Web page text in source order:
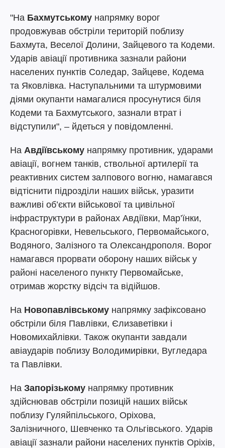
"На Бахмутському напрямку ворог
продовжував обстріли територій поблизу
Бахмута, Веселої Долини, Зайцевого та Кодеми.
Ударів авіації противника зазнали райони
населених пунктів Соледар, Зайцеве, Кодема
та Яковлівка. Наступальними та штурмовими
діями окупанти намагалися просунутися біля
Кодеми та Бахмутського, зазнали втрат і
відступили", – йдеться у повідомленні.
На Авдіївському напрямку противник, ударами
авіації, вогнем танків, ствольної артилерії та
реактивних систем залпового вогню, намагався
відтіснити підрозділи наших військ, уразити
важливі об’єкти військової та цивільної
інфраструктури в районах Авдіївки, Мар’їнки,
Красногорівки, Невельського, Первомайського,
Водяного, Залізного та Олександрополя. Ворог
намагався прорвати оборону наших військ у
районі населеного пункту Первомайське,
отримав жорстку відсіч та відійшов.
На Новопавлівському напрямку зафіксовано
обстріли біля Павлівки, Єлизаветівки і
Новомихайлівки. Також окупанти завдали
авіаударів поблизу Володимирівки, Вугледара
та Павлівки.
На Запорізькому напрямку противник
здійснював обстріли позицій наших військ
поблизу Гуляйпільського, Оріхова,
Залізничного, Шевченко та Ольгівського. Ударів
авіації зазнали райони населених пунктів Оріхів,